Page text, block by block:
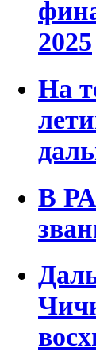
2025
На
В